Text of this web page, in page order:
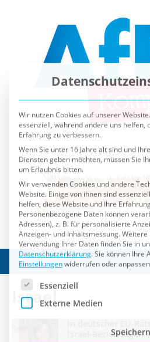
Israel
Israel-Beziehungen
Wir nutzen Cookies auf unserer
Erfahrung zu verbessern.
um Erlaubnis bitten.
Wir verwenden Cookies und andere
Website. Einige von ihnen sind
helfen, diese Website und Ihre
Personenbezogene Daten können
Adressen), z. B. für personalisierte
Anzeigen- und Inhaltsmessung.
Weitere
Verwendung Ihrer Daten finden Sie in
Datenschutzerklärung.Sie können Ihre
Einstellungen widerrufen oder anpassen.
Es folgt eine Liste der Service-
Essenziell
Externe Medien
Alle
Individuelle